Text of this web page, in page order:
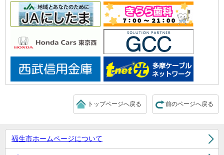
前のページへ戻る
トップページへ戻る
福生市ホームページについて